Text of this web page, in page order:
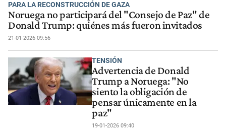
PARA LA RECONSTRUCCIÓN DE GAZA
Noruega no participará del "Consejo de Paz" de
Donald Trump: quiénes más fueron invitados
21-01-2026 09:56
TENSIÓN
Advertencia de Donald
Trump a Noruega: "No
siento la obligación de
pensar únicamente en la
paz"
19-01-2026 09:40